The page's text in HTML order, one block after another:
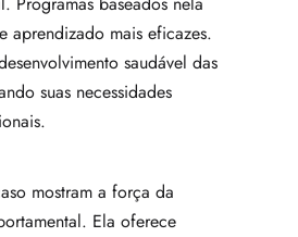
aprendizado mais eficazes.
saudável das
suas necessidades
mostram a força da
Ela oferece